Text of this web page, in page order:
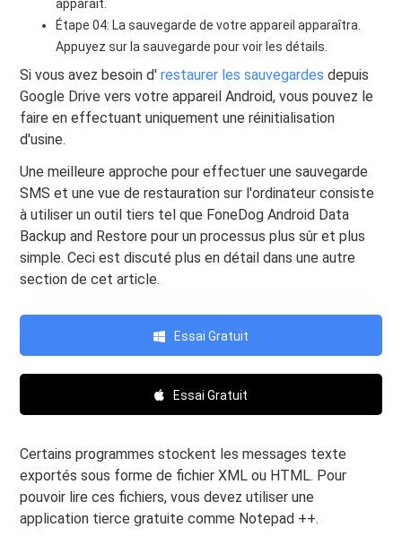
apparaît.
Étape 04: La sauvegarde de votre appareil apparaîtra.
Appuyez sur la sauvegarde pour voir les détails.
Si vous avez besoin d'restaurer les sauvegardes depuis
Google Drive vers votre appareil Android, vous pouvez le
faire en effectuant uniquement une réinitialisation
d'usine.
Une meilleure approche pour effectuer une sauvegarde
SMS et une vue de restauration sur l'ordinateur consiste
à utiliser un outil tiers tel que FoneDog Android Data
Backup and Restore pour un processus plus sûr et plus
simple. Ceci est discuté plus en détail dans une autre
section de cet article.
Essai Gratuit
Essai Gratuit
Certains programmes stockent les messages texte
exportés sous forme de fichier XML ou HTML. Pour
pouvoir lire ces fichiers, vous devez utiliser une
application tierce gratuite comme Notepad ++.